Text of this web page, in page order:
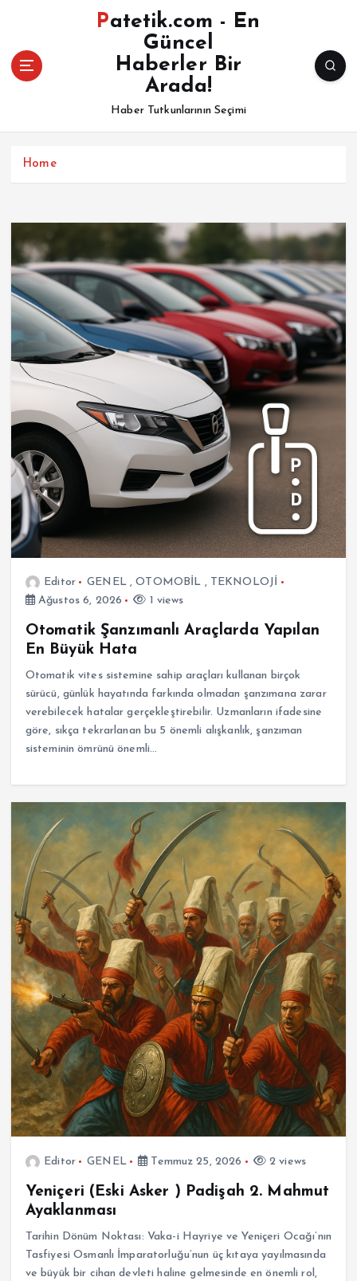
Patetik.com - En
Güncel
Haberler Bir
Arada!
Haber Tutkunlarının Seçimi
Home
Editor GENEL,OTOMOBİL , TEKNOLOJİ
Ağustos 6, 2026
1 views
Otomatik Şanzımanlı Araçlarda Yapılan
En Büyük Hata
Otomatik vites sistemine sahip araçları kullanan birçok
sürücü, günlük hayatında farkında olmadan şanzımana zarar
verebilecek hatalar gerçekleştirebilir. Uzmanların ifadesine
göre, sıkça tekrarlanan bu 5 önemli alışkanlık, şanzıman
sisteminin ömrünü önemli…
Editor GENEL Temmuz 25, 2026 2 views
Yeniçeri (Eski Asker ) Padişah 2. Mahmut
Ayaklanması
Tarihin Dönüm Noktası: Vaka-i Hayriye ve Yeniçeri Ocağı’nın
Tasfiyesi Osmanlı İmparatorluğu’nun üç kıtaya yayılmasında
ve büyük bir cihan devleti haline gelmesinde en önemli rol,